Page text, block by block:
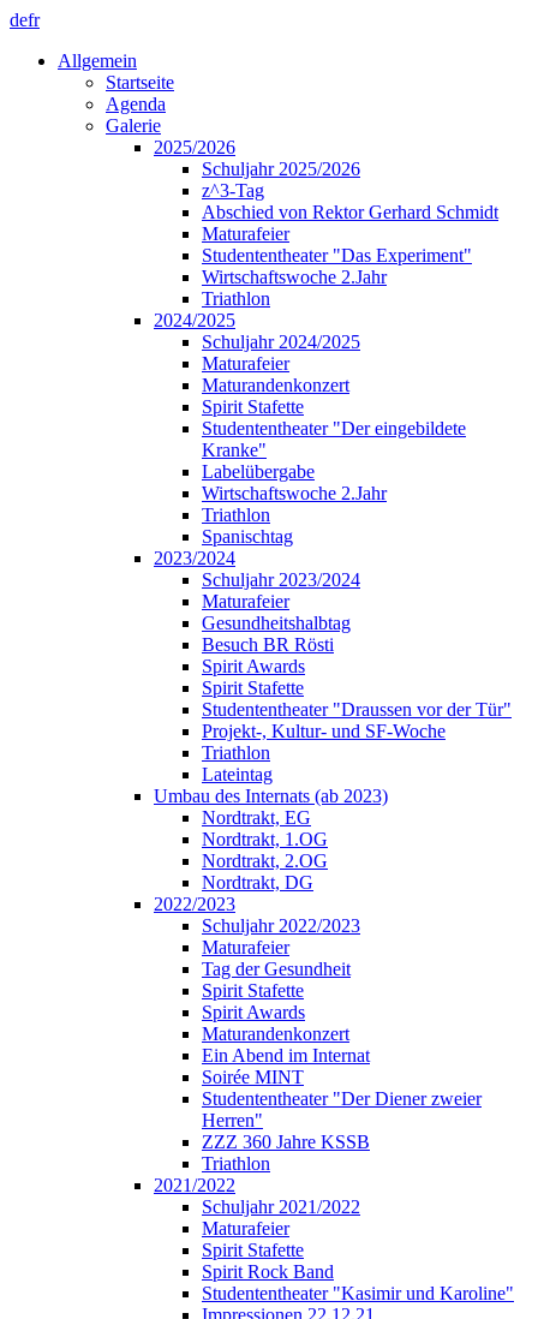
defr
Allgemein
Startseite
Agenda
Galerie
2025/2026
Schuljahr 2025/2026
z^3-Tag
Abschied von Rektor Gerhard Schmidt
Maturafeier
Studententheater "Das Experiment"
Wirtschaftswoche 2.Jahr
Triathlon
2024/2025
Schuljahr 2024/2025
Maturafeier
Maturandenkonzert
Spirit Stafette
Studententheater "Der eingebildete
Kranke"
Labelübergabe
Wirtschaftswoche 2.Jahr
Triathlon
Spanischtag
2023/2024
Schuljahr 2023/2024
Maturafeier
Gesundheitshalbtag
Besuch BR Rösti
Spirit Awards
Spirit Stafette
Studententheater "Draussen vor der Tür"
Projekt-, Kultur- und SF-Woche
Triathlon
Lateintag
Umbau des Internats (ab 2023)
Nordtrakt, EG
Nordtrakt, 1.OG
Nordtrakt, 2.OG
Nordtrakt, DG
2022/2023
Schuljahr 2022/2023
Maturafeier
Tag der Gesundheit
Spirit Stafette
Spirit Awards
Maturandenkonzert
Ein Abend im Internat
Soirée MINT
Studententheater "Der Diener zweier
Herren"
ZZZ 360 Jahre KSSB
Triathlon
2021/2022
Schuljahr 2021/2022
Maturafeier
Spirit Stafette
Spirit Rock Band
Studententheater "Kasimir und Karoline"
Impressionen 22.12.21